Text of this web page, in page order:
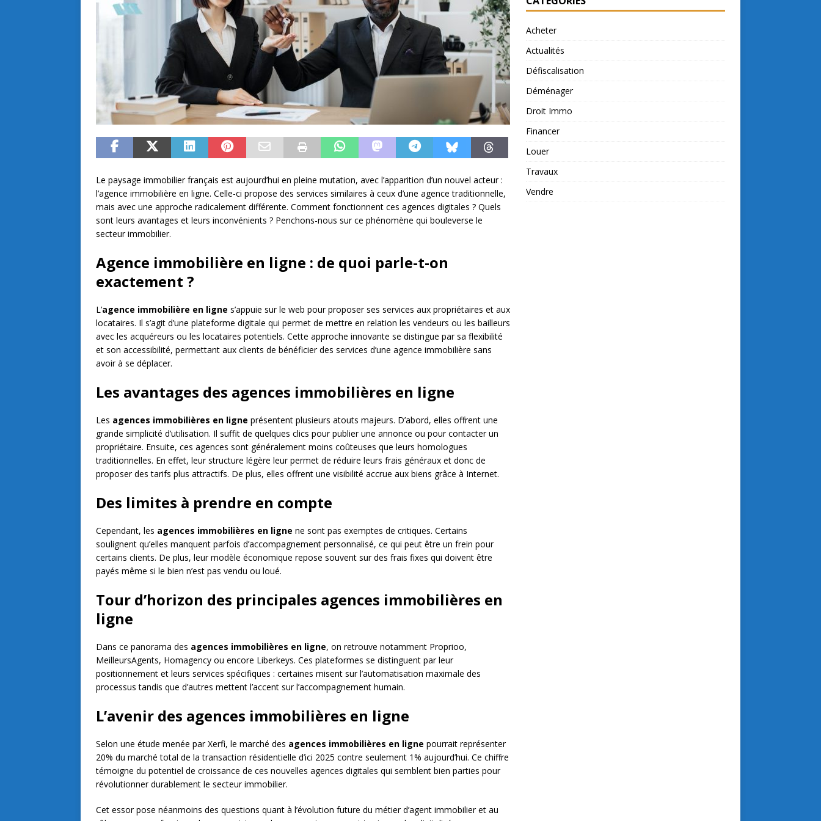
Le paysage immobilier français est aujourd’hui en pleine mutation, avec l’apparition d’un nouvel acteur :
l’agence immobilière en ligne. Celle-ci propose des services similaires à ceux d’une agence traditionnelle,
mais avec une approche radicalement différente. Comment fonctionnent ces agences digitales ? Quels
sont leurs avantages et leurs inconvénients ? Penchons-nous sur ce phénomène qui bouleverse le
secteur immobilier.
Agence immobilière en ligne : de quoi parle-t-on
exactement ?
L’agence immobilière en ligne s’appuie sur le web pour proposer ses services aux propriétaires et aux
locataires. Il s’agit d’une plateforme digitale qui permet de mettre en relation les vendeurs ou les bailleurs
avec les acquéreurs ou les locataires potentiels. Cette approche innovante se distingue par sa flexibilité
et son accessibilité, permettant aux clients de bénéficier des services d’une agence immobilière sans
avoir à se déplacer.
Les avantages des agences immobilières en ligne
Les agences immobilières en ligne présentent plusieurs atouts majeurs. D’abord, elles offrent une
grande simplicité d’utilisation. Il suffit de quelques clics pour publier une annonce ou pour contacter un
propriétaire. Ensuite, ces agences sont généralement moins coûteuses que leurs homologues
traditionnelles. En effet, leur structure légère leur permet de réduire leurs frais généraux et donc de
proposer des tarifs plus attractifs. De plus, elles offrent une visibilité accrue aux biens grâce à Internet.
Des limites à prendre en compte
Cependant, les agences immobilières en ligne ne sont pas exemptes de critiques. Certains
soulignent qu’elles manquent parfois d’accompagnement personnalisé, ce qui peut être un frein pour
certains clients. De plus, leur modèle économique repose souvent sur des frais fixes qui doivent être
payés même si le bien n’est pas vendu ou loué.
Tour d’horizon des principales agences immobilières en
ligne
Dans ce panorama des agences immobilières en ligne, on retrouve notamment Proprioo,
MeilleursAgents, Homagency ou encore Liberkeys. Ces plateformes se distinguent par leur
positionnement et leurs services spécifiques : certaines misent sur l’automatisation maximale des
processus tandis que d’autres mettent l’accent sur l’accompagnement humain.
L’avenir des agences immobilières en ligne
Selon une étude menée par Xerfi, le marché des agences immobilières en ligne pourrait représenter
20% du marché total de la transaction résidentielle d’ici 2025 contre seulement 1% aujourd’hui. Ce chiffre
témoigne du potentiel de croissance de ces nouvelles agences digitales qui semblent bien parties pour
révolutionner durablement le secteur immobilier.
Cet essor pose néanmoins des questions quant à l’évolution future du métier d’agent immobilier et au
Acheter
Actualités
Défiscalisation
Déménager
Droit Immo
Financer
Louer
Travaux
Vendre